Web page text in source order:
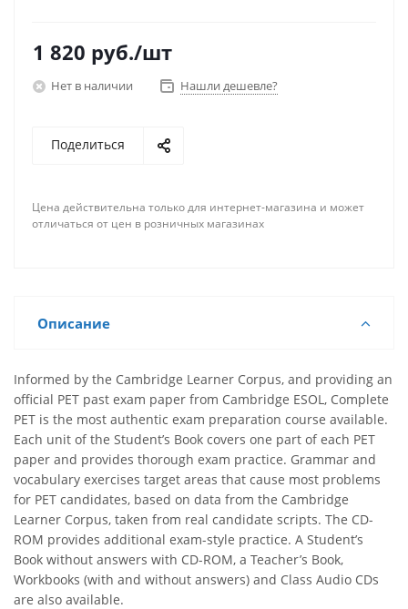
1 820 руб./шт
Нет в наличии Нашли дешевле?
Поделиться
Цена действительна только для интернет-магазина и может
отличаться от цен в розничных магазинах
Описание
Informed by the Cambridge Learner Corpus, and providing an
official PET past exam paper from Cambridge ESOL, Complete
PET is the most authentic exam preparation course available.
Each unit of the Student’s Book covers one part of each PET
paper and provides thorough exam practice. Grammar and
vocabulary exercises target areas that cause most problems
for PET candidates, based on data from the Cambridge
Learner Corpus, taken from real candidate scripts. The CD-
ROM provides additional exam-style practice. A Student’s
Book without answers with CD-ROM, a Teacher’s Book,
Workbooks (with and without answers) and Class Audio CDs
are also available.